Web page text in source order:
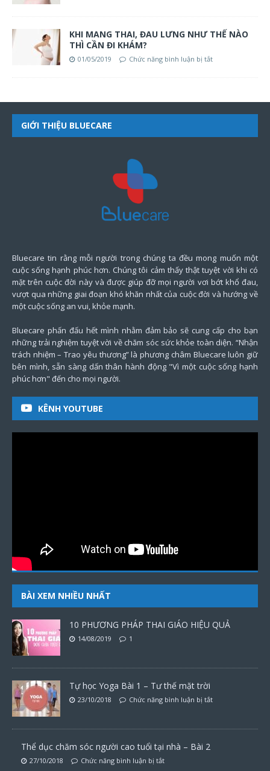
KHI MANG THAI, ĐAU LƯNG NHƯ THẾ NÀO
THÌ CẦN ĐI KHÁM?
01/05/2019 Chức năng bình luận bị tắt
GIỚI THIỆU BLUECARE
Bluecare tin rằng mỗi người trong chúng ta đều mong muốn một
cuộc sống hạnh phúc hơn. Chúng tôi cảm thấy thật tuyệt vời khi có
mặt trên cuộc đời này và được giúp đỡ mọi người vơi bớt khổ đau,
vượt qua những giai đoạn khó khăn nhất của cuộc đời và hướng về
một cuộc sống an vui, khỏe mạnh.
Bluecare phấn đấu hết mình nhằm đảm bảo sẽ cung cấp cho bạn
những trải nghiệm tuyệt vời về chăm sóc sức khỏe toàn diện. “Nhận
trách nhiệm – Trao yêu thương” là phương châm Bluecare luôn giữ
bên mình, sẵn sàng dấn thân hành động "Vì một cuộc sống hạnh
phúc hơn" đến cho mọi người.
KÊNH YOUTUBE
BÀI XEM NHIỀU NHẤT
10 PHƯƠNG PHÁP THAI GIÁO HIỆU QUẢ
14/08/2019 1
Tự học Yoga Bài 1 – Tư thế mặt trời
23/10/2018 Chức năng bình luận bị tắt
Thể dục chăm sóc người cao tuổi tại nhà – Bài 2
27/10/2018 Chức năng bình luận bị tắt